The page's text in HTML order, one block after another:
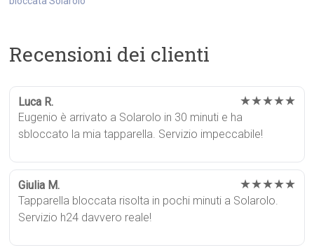
Recensioni dei clienti
Luca R. ★★★★★
Eugenio è arrivato a Solarolo in 30 minuti e ha
sbloccato la mia tapparella. Servizio impeccabile!
Giulia M. ★★★★★
Tapparella bloccata risolta in pochi minuti a Solarolo.
Servizio h24 davvero reale!